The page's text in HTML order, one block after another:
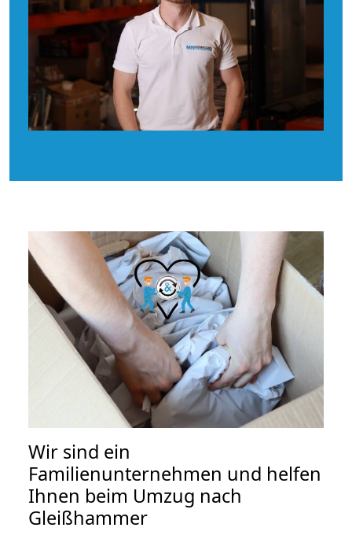
Wir sind ein
Familienunternehmen und helfen
Ihnen beim Umzug nach
Gleißhammer